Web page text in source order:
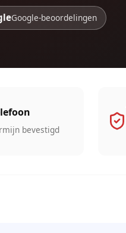
Google-beoordelingen
bevestigd